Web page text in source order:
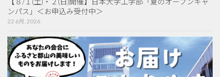
ンパス」＜お申込み受付中＞
22 6月, 2026